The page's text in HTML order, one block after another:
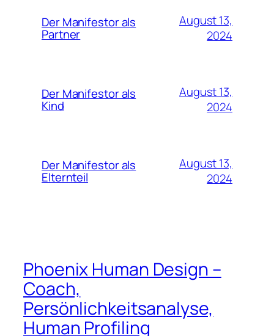
Der Manifestor als
Partner
August 13,
2024
Der Manifestor als
Kind
August 13,
2024
Der Manifestor als
Elternteil
August 13,
2024
Phoenix Human Design –
Coach,
Persönlichkeitsanalyse,
Human Profiling